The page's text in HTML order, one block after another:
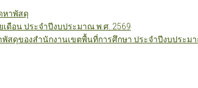
หาพัสดุ
ดือน ประจำปีงบประมาณ พ.ศ. 2569
สดุของสำนักงานเขตพื้นที่การศึกษา ประจำปีงบประม